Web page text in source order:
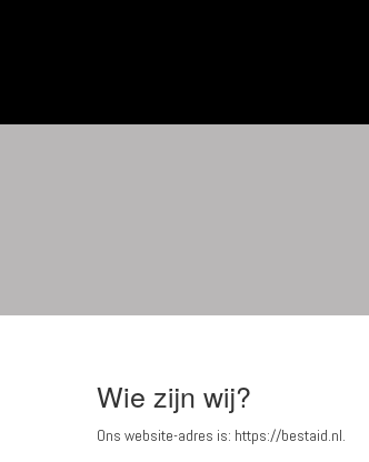
Wie zijn wij?
Ons website-adres is: https://bestaid.nl.